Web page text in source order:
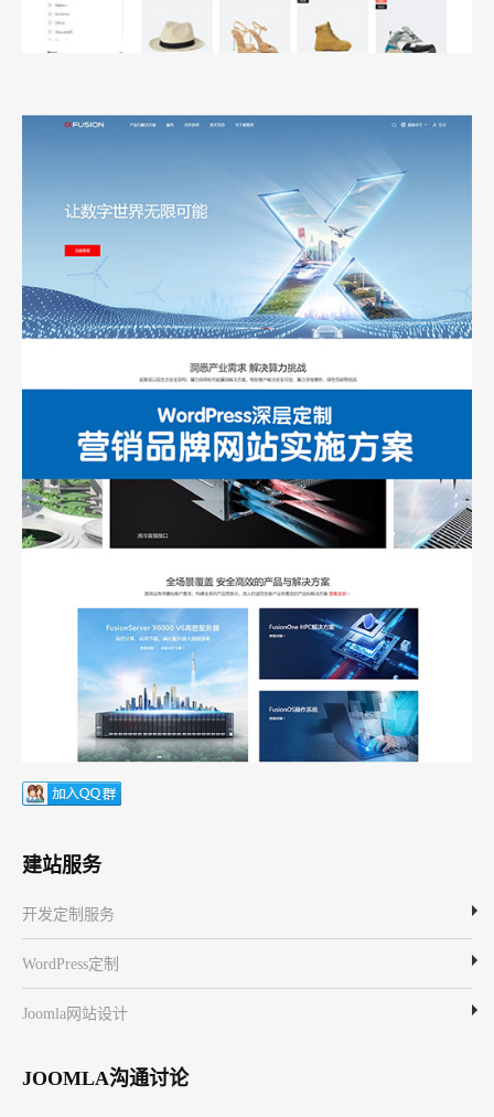
建站服务
开发定制服务
WordPress定制
Joomla网站设计
JOOMLA沟通讨论